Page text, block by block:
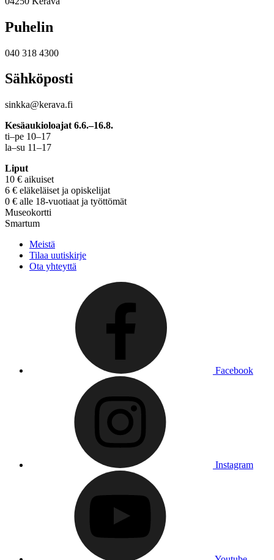
Puhelin
040 318 4300
Sähköposti
sinkka@kerava.fi
Kesäaukioloajat 6.6.–16.8.
ti–pe 10–17
la–su 11–17
Liput
10 € aikuiset
6 € eläkeläiset ja opiskelijat
0 € alle 18-vuotiaat ja työttömät
Museokortti
Smartum
Meistä
Tilaa uutiskirje
Ota yhteyttä
Facebook
Instagram